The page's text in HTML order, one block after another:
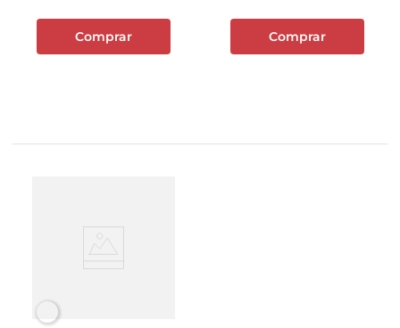
Comprar Comprar